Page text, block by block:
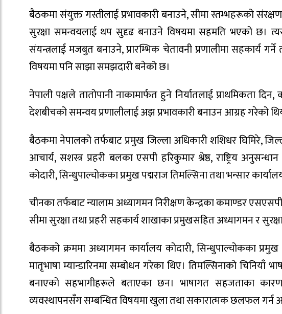
बैठकमा संयुक्त गस्तीलाई प्रभावकारी बनाउने, सीमा स्तम्भहरूको
सुरक्षा समन्वयलाई थप सुदृढ बनाउने विषयमा सहमति भएको छ।
संयन्त्रलाई मजबुत बनाउने, प्रारम्भिक चेतावनी प्रणालीमा सहकार्य गर्ने
विषयमा पनि साझा समझदारी बनेको छ।
नेपाली पक्षले तातोपानी नाकामार्फत हुने निर्यातलाई प्राथमिकता
देशबीचको समन्वय प्रणालीलाई अझ प्रभावकारी बनाउन आग्रह गरेको
बैठकमा नेपालको तर्फबाट प्रमुख जिल्ला अधिकारी शशिधर घिमिरे,
आचार्य, सशस्त्र प्रहरी बलका एसपी हरिकुमार श्रेष्ठ, राष्ट्रिय
कोदारी, सिन्धुपाल्चोकका प्रमुख पद्मराज तिमल्सिना तथा भन्सार
चीनका तर्फबाट न्यालाम अध्यागमन निरीक्षण केन्द्रका कमाण्डर
सीमा सुरक्षा तथा प्रहरी सहकार्य शाखाका प्रमुखसहित अध्यागमन र
बैठकको क्रममा अध्यागमन कार्यालय कोदारी, सिन्धुपाल्चोकका
मातृभाषा म्यान्डारिनमा सम्बोधन गरेका थिए। तिमल्सिनाको
बनाएको सहभागीहरूले बताएका छन। भाषागत सहजताका
व्यवस्थापनसँग सम्बन्धित विषयमा खुला तथा सकारात्मक छलफल गर्न